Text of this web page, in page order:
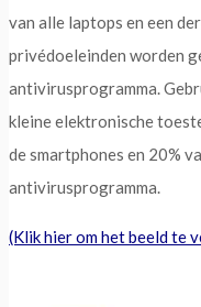
van alle laptops en een
privédoeleinden worden
antivirusprogramma.
kleine elektronische
de smartphones en 20%
antivirusprogramma.
(Klik hier om het beeld te